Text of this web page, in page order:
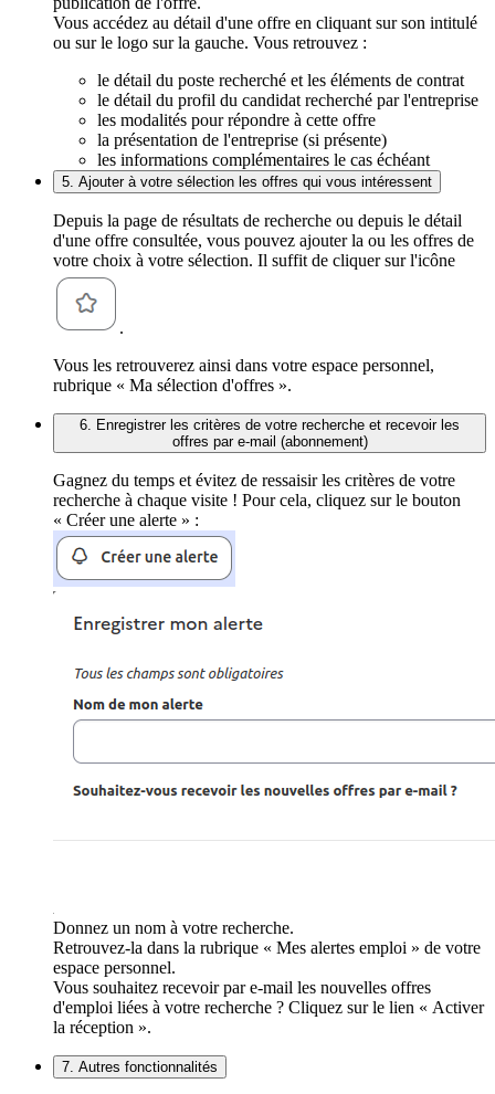
Vous accédez au détail d'une offre en cliquant sur son intitulé
ou sur le logo sur la gauche. Vous retrouvez :
le détail du poste recherché et les éléments de contrat
le détail du profil du candidat recherché par l'entreprise
les modalités pour répondre à cette offre
la présentation de l'entreprise (si présente)
les informations complémentaires le cas échéant
5. Ajouter à votre sélection les offres qui vous intéressent
Depuis la page de résultats de recherche ou depuis le détail
d'une offre consultée, vous pouvez ajouter la ou les offres de
votre choix à votre sélection. Il suffit de cliquer sur l'icône
.
Vous les retrouverez ainsi dans votre espace personnel,
rubrique « Ma sélection d'offres ».
6. Enregistrer les critères de votre recherche et recevoir les
offres par e-mail (abonnement)
Gagnez du temps et évitez de ressaisir les critères de votre
recherche à chaque visite ! Pour cela, cliquez sur le bouton
« Créer une alerte » :
Donnez un nom à votre recherche.
Retrouvez-la dans la rubrique « Mes alertes emploi » de votre
espace personnel.
Vous souhaitez recevoir par e-mail les nouvelles offres
d'emploi liées à votre recherche ? Cliquez sur le lien « Activer
la réception ».
7. Autres fonctionnalités